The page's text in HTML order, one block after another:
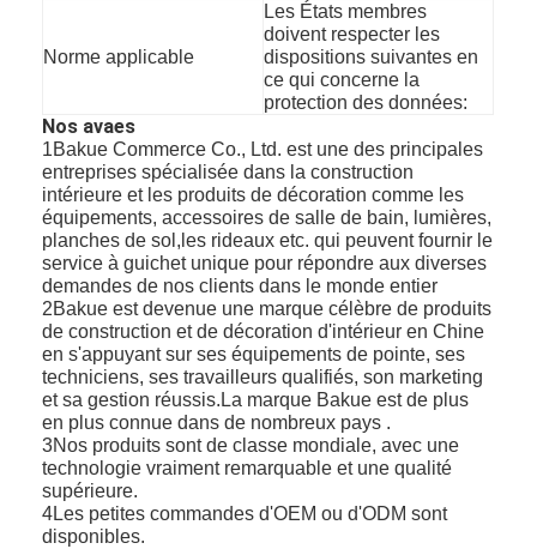
Panneaux de douche de salle de bain
Accessoire de salle de bain
Ensembles d'armoires de salle de bain
Poignées et boutons de meubles
Accessoires de sacs à main
Serrure de combinaison réglable
Norme applicable
Les États membres
doivent respecter les
dispositions suivantes en
ce qui concerne la
protection des données:
Nos avaes
1Bakue Commerce Co., Ltd. est une des principales
entreprises spécialisée dans la construction
intérieure et les produits de décoration comme les
équipements, accessoires de salle de bain, lumières,
planches de sol,les rideaux etc. qui peuvent fournir le
service à guichet unique pour répondre aux diverses
demandes de nos clients dans le monde entier
2Bakue est devenue une marque célèbre de produits
de construction et de décoration d'intérieur en Chine
en s'appuyant sur ses équipements de pointe, ses
techniciens, ses travailleurs qualifiés, son marketing
et sa gestion réussis.La marque Bakue est de plus
en plus connue dans de nombreux pays .
3Nos produits sont de classe mondiale, avec une
technologie vraiment remarquable et une qualité
supérieure.
4Les petites commandes d'OEM ou d'ODM sont
disponibles.